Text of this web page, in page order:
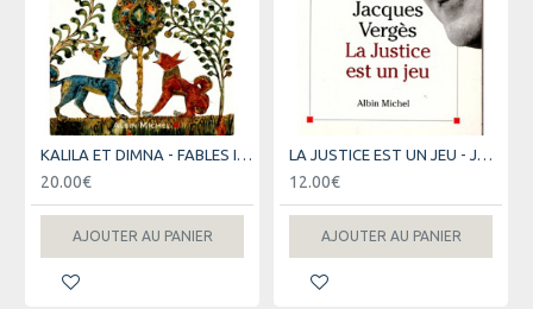
KALILA ET DIMNA - FABLES INDIENNES DE BIDPAÏ - 2006
20.00€
AJOUTER AU PANIER
LA JUSTICE EST UN JEU - JACQUES VERGES - 1992
12.00€
AJOUTER AU PANIER